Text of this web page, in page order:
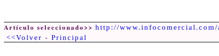
Artículo seleccionado>> http://
<<Volver - Principal